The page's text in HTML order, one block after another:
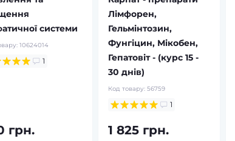
системи
10624014
1
грн.
Лімфорен,
Гельмінтозин,
Фунгіцин, Мікобен,
Гепатовіт - (курс 15 -
30 днів)
Код товару: 56759
1
1 825 грн.